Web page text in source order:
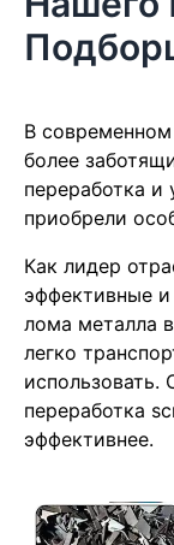
В
более
переработка и
приобрели
Как лидер
эффективные
лома металла
легко
переработка
эффективнее.